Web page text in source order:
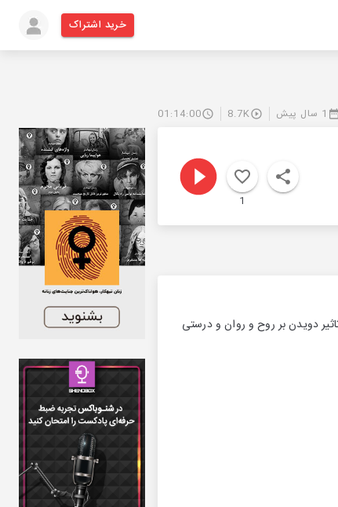
خرید اشتراک
1 سال پیش 8.7K
01:14:00
1
دویدن بر روح و روان و درستی